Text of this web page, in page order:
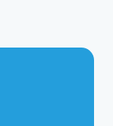
ベンダー機
組み込みの
貫性を維持
タリング、
の機能で